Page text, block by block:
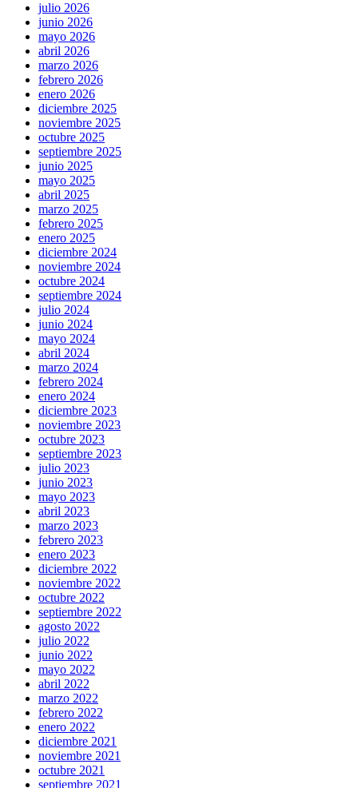
julio 2026
junio 2026
mayo 2026
abril 2026
marzo 2026
febrero 2026
enero 2026
diciembre 2025
noviembre 2025
octubre 2025
septiembre 2025
junio 2025
mayo 2025
abril 2025
marzo 2025
febrero 2025
enero 2025
diciembre 2024
noviembre 2024
octubre 2024
septiembre 2024
julio 2024
junio 2024
mayo 2024
abril 2024
marzo 2024
febrero 2024
enero 2024
diciembre 2023
noviembre 2023
octubre 2023
septiembre 2023
julio 2023
junio 2023
mayo 2023
abril 2023
marzo 2023
febrero 2023
enero 2023
diciembre 2022
noviembre 2022
octubre 2022
septiembre 2022
agosto 2022
julio 2022
junio 2022
mayo 2022
abril 2022
marzo 2022
febrero 2022
enero 2022
diciembre 2021
noviembre 2021
octubre 2021
septiembre 2021